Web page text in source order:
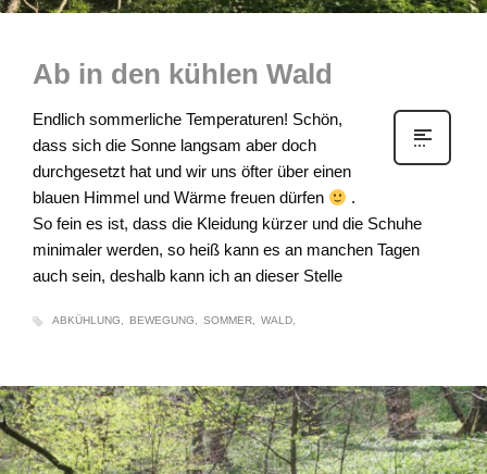
Ab in den kühlen Wald
Endlich sommerliche Temperaturen! Schön,
dass sich die Sonne langsam aber doch
durchgesetzt hat und wir uns öfter über einen
blauen Himmel und Wärme freuen dürfen
.
So fein es ist, dass die Kleidung kürzer und die Schuhe
minimaler werden, so heiß kann es an manchen Tagen
auch sein, deshalb kann ich an dieser Stelle
ABKÜHLUNG BEWEGUNG SOMMER WALD